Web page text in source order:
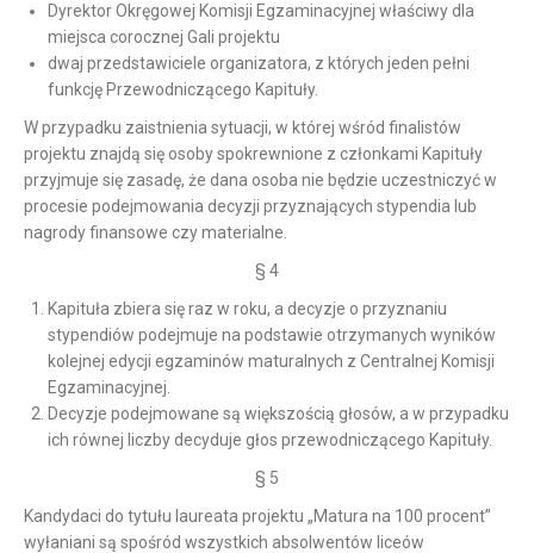
Dyrektor Okręgowej Komisji Egzaminacyjnej właściwy dla
miejsca corocznej Gali projektu
dwaj przedstawiciele organizatora, z których jeden pełni
funkcję Przewodniczącego Kapituły.
W przypadku zaistnienia sytuacji, w której wśród finalistów
projektu znajdą się osoby spokrewnione z członkami Kapituły
przyjmuje się zasadę, że dana osoba nie będzie uczestniczyć w
procesie podejmowania decyzji przyznających stypendia lub
nagrody finansowe czy materialne.
§ 4
Kapituła zbiera się raz w roku, a decyzje o przyznaniu
stypendiów podejmuje na podstawie otrzymanych wyników
kolejnej edycji egzaminów maturalnych z Centralnej Komisji
Egzaminacyjnej.
Decyzje podejmowane są większością głosów, a w przypadku
ich równej liczby decyduje głos przewodniczącego Kapituły.
§ 5
Kandydaci do tytułu laureata projektu „Matura na 100 procent”
wyłaniani są spośród wszystkich absolwentów liceów